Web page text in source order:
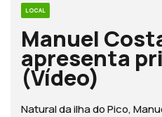
LOCAL
Manuel
apresenta
(Vídeo)
Natural da ilha do Pico,